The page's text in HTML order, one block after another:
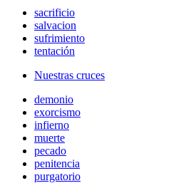
sacrificio
salvacion
sufrimiento
tentación
Nuestras cruces
demonio
exorcismo
infierno
muerte
pecado
penitencia
purgatorio